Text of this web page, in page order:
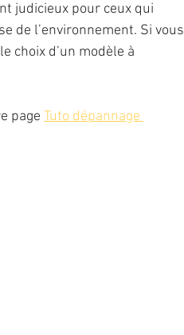
judicieux pour ceux qui
de l’environnement. Si vous
choix d’un modèle à
page Tuto dépannage